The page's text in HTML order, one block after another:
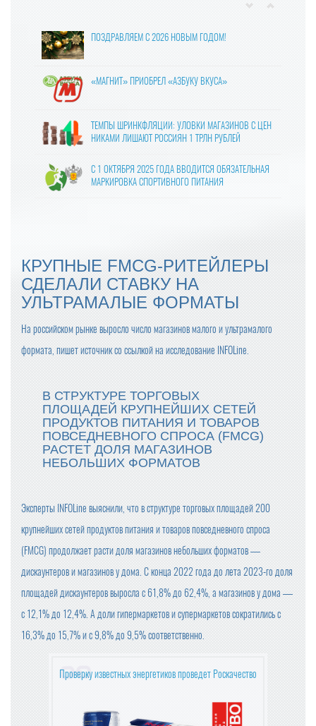
ПОЗДРАВЛЯЕМ С 2026 НОВЫМ ГОДОМ!
«МАГНИТ» ПРИОБРЕЛ «АЗБУКУ ВКУСА»
ТЕМПЫ ШРИНКФЛЯЦИИ: УЛОВКИ МАГАЗИНОВ С ЦЕН
НИКАМИ ЛИШАЮТ РОССИЯН 1 ТРЛН РУБЛЕЙ
С 1 ОКТЯБРЯ 2025 ГОДА ВВОДИТСЯ ОБЯЗАТЕЛЬНАЯ
МАРКИРОВКА СПОРТИВНОГО ПИТАНИЯ
МОЛОКО В КАЖДОМ ВОСЬМОМ ЧЕКЕ: «ПЯТЁРОЧКА»
ОТМЕЧАЕТ РОСТ ПРОДАЖ МОЛОЧНОЙ ПРОДУКЦИИ
ПРОДАЖИ ГОТОВОЙ ЕДЫ В КРУПНЫХ СЕТЯХ ВЫРОСЛ
ОПТОВЫЕ ЦЕНЫ НА ЯЙЦА СНИЗИЛИСЬ НА 13-17%
С ПРАЗДНИКОМ ВЕСНЫ, ДОРОГИЕ ЖЕНЩИНЫ!
ПРОДАЖИ ШОКОЛАДА В РОССИИ СНИЗИЛИСЬ
ОМ!
С 1 ЯНВАРЯ СУЩЕСТВЕННО ПОДОРОЖАЕТ АЛКОГОЛЬ
(ВЕСЬ)
ГОДОВАЯ ИНФЛЯЦИЯ В НОЯБРЕ УСКОРИЛАСЬ
ПИНГА?
КРУПНЫЕ FMCG-РИТЕЙЛЕРЫ
СДЕЛАЛИ СТАВКУ НА
УЛЬТРАМАЛЫЕ ФОРМАТЫ
На российском рынке выросло число магазинов малого и ультрамалого
формата, пишет источник со ссылкой на исследование INFOLine.
В СТРУКТУРЕ ТОРГОВЫХ
ПЛОЩАДЕЙ КРУПНЕЙШИХ СЕТЕЙ
ПРОДУКТОВ ПИТАНИЯ И ТОВАРОВ
ПОВСЕДНЕВНОГО СПРОСА (FMCG)
РАСТЕТ ДОЛЯ МАГАЗИНОВ
НЕБОЛЬШИХ ФОРМАТОВ
Эксперты INFOLine выяснили, что в структуре торговых площадей 200
крупнейших сетей продуктов питания и товаров повседневного спроса
(FMCG) продолжает расти доля магазинов небольших форматов —
дискаунтеров и магазинов у дома. С конца 2022 года до лета 2023-го доля
площадей дискаунтеров выросла с 61,8% до 62,4%, а магазинов у дома —
с 12,1% до 12,4%. А доли гипермаркетов и супермаркетов сократились с
16,3% до 15,7% и с 9,8% до 9,5% соответственно.
Проверку известных энергетиков проведет Роскачество